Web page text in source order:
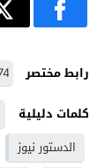
رابط مختصر
كلمات دليلية
الدستور نيوز